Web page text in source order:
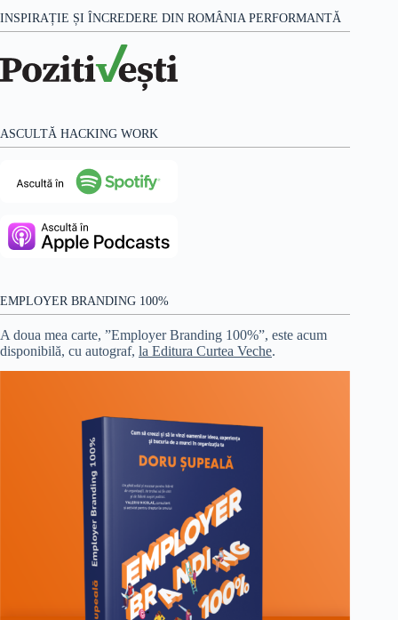
INSPIRAȚIE ȘI ÎNCREDERE DIN ROMÂNIA PERFORMANTĂ
ASCULTĂ HACKING WORK
EMPLOYER BRANDING 100%
A doua mea carte, ”Employer Branding 100%”, este acum
disponibilă, cu autograf, la Editura Curtea Veche.